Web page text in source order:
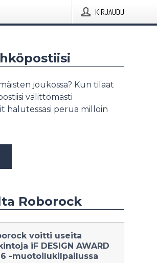
KIRJAUDU
joukossa? Kun tilaat
välittömästi
halutessasi perua milloin
Roborock
voitti useita
iF DESIGN AWARD
-muotoilukilpailussa